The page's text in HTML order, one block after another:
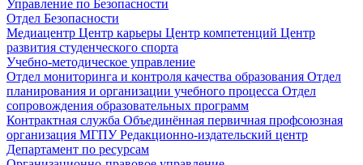
Управление по Безопасности
Отдел Безопасности
Медиацентр Центр карьеры Центр компетенций Центр
развития студенческого спорта
Учебно-методическое управление
Отдел мониторинга и контроля качества образования Отдел
планирования и организации учебного процесса Отдел
сопровождения образовательных программ
Контрактная служба Объединённая первичная профсоюзная
организация МГПУРедакционно-издательский центр
Департамент по ресурсам